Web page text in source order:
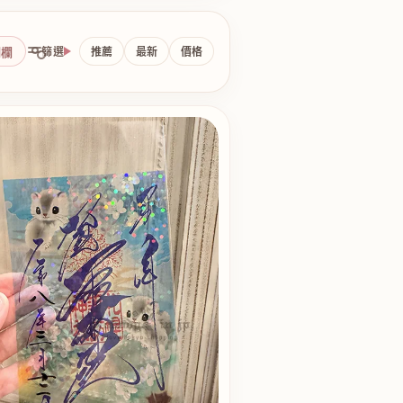
篩選 推薦 最新 價格